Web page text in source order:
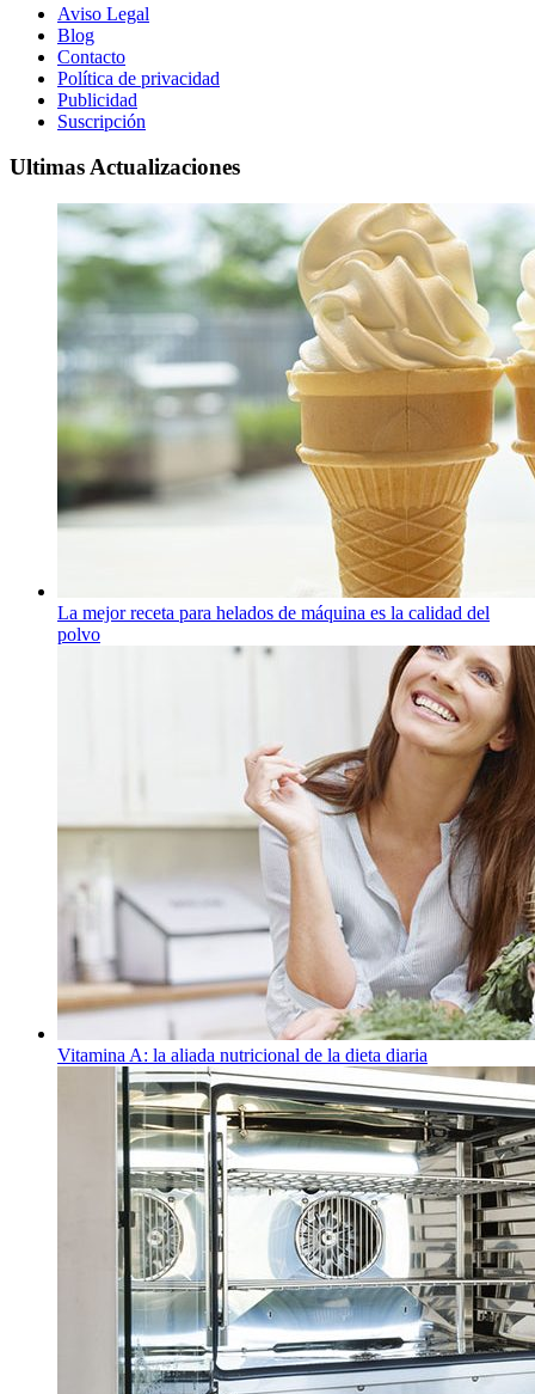
Aviso Legal
Blog
Contacto
Política de privacidad
Publicidad
Suscripción
Ultimas Actualizaciones
La mejor receta para helados de máquina es la calidad del
polvo
Vitamina A: la aliada nutricional de la dieta diaria